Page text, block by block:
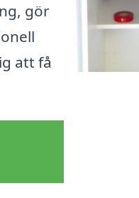
gör
att få